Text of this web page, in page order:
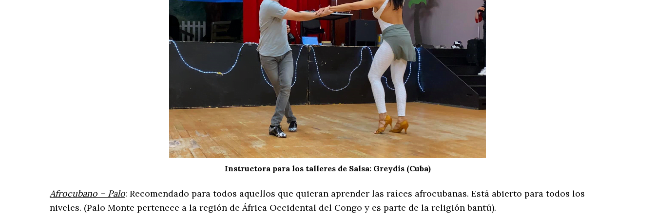
Instructora para los talleres de Salsa: Greydis (Cuba)
Afrocubano – Palo: Recomendado para todos aquellos que quieran aprender las raíces afrocubanas. Está abierto para todos los
niveles. (Palo Monte pertenece a la región de África Occidental del Congo y es parte de la religión bantú).